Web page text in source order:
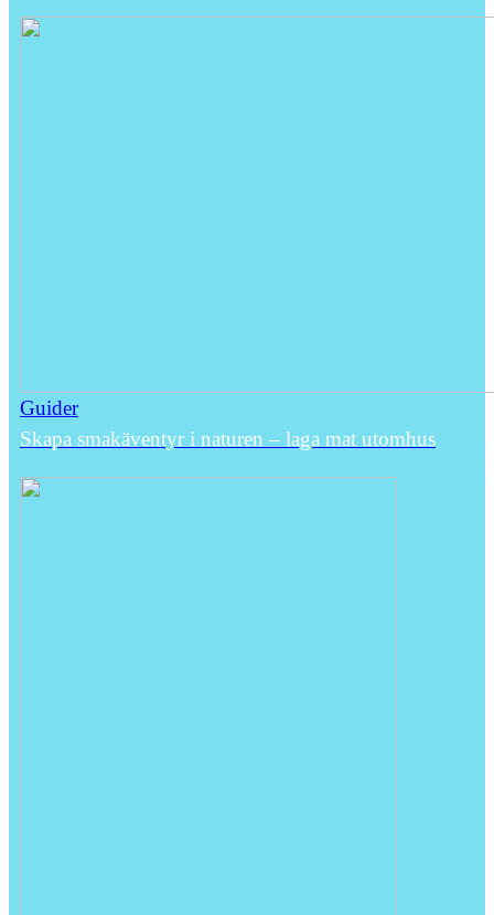
Guider
Skapa smakäventyr i naturen – laga mat utomhus